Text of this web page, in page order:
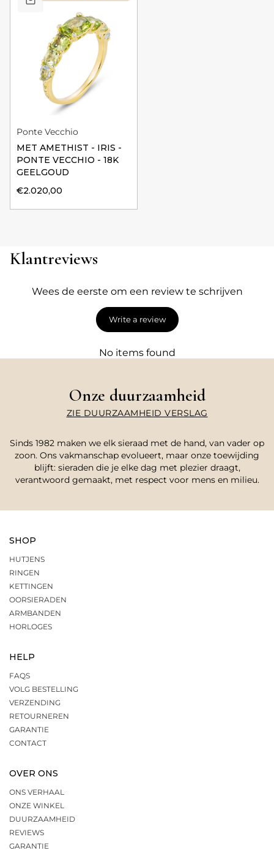
Ponte Vecchio
MET AMETHIST - IRIS -
PONTE VECCHIO - 18K
GEELGOUD
€2.020,00
Klantreviews
Wees de eerste om een review te schrijven
Write a review
No items found
Onze duurzaamheid
ZIE DUURZAAMHEID VERSLAG
Sinds 1982 maken we elk sieraad met de hand, van vader op
zoon. Ons vakmanschap evolueert, maar onze toewijding
blijft: sieraden die je elke dag met plezier draagt,
verantwoord gemaakt, met respect voor mens en milieu.
SHOP
HUTJENS
RINGEN
KETTINGEN
OORSIERADEN
ARMBANDEN
HORLOGES
HELP
FAQS
VOLG BESTELLING
VERZENDING
RETOURNEREN
GARANTIE
CONTACT
OVER ONS
ONS VERHAAL
ONZE WINKEL
DUURZAAMHEID
REVIEWS
GARANTIE